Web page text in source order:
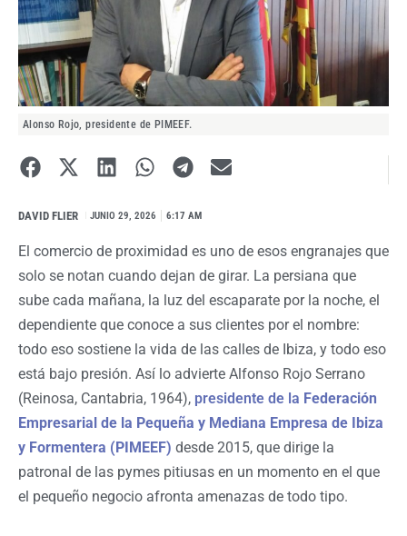
Alonso Rojo, presidente de PIMEEF.
DAVID FLIER JUNIO 29, 2026 6:17 AM
El comercio de proximidad es uno de esos engranajes que
solo se notan cuando dejan de girar. La persiana que
sube cada mañana, la luz del escaparate por la noche, el
dependiente que conoce a sus clientes por el nombre:
todo eso sostiene la vida de las calles de Ibiza, y todo eso
está bajo presión. Así lo advierte Alfonso Rojo Serrano
(Reinosa, Cantabria, 1964), presidente de la Federación
Empresarial de la Pequeña y Mediana Empresa de Ibiza
y Formentera (PIMEEF) desde 2015, que dirige la
patronal de las pymes pitiusas en un momento en el que
el pequeño negocio afronta amenazas de todo tipo.